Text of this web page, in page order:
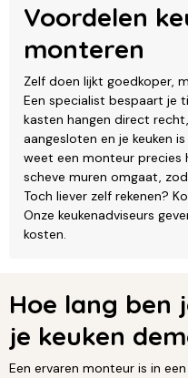
Voordelen
monteren
Zelf doen lijkt goedkoper,
Een specialist bespaart je
kasten hangen direct
aangesloten en je keuken
weet een monteur precies
scheve muren omgaat,
Toch liever zelf rekenen?
Onze keukenadviseurs
kosten.
Hoe lang ben
je keuken
Een ervaren monteur is in